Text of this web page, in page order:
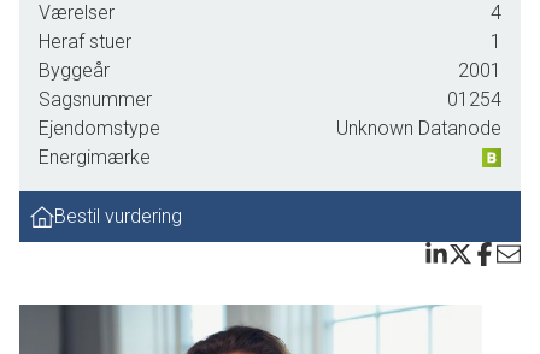
Værelser
4
Heraf stuer
1
Byggeår
2001
Sagsnummer
01254
Ejendomstype
Unknown Datanode
Energimærke
Bestil vurdering